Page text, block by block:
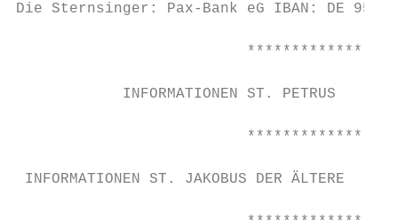
Die Sternsinger: Pax-Bank eG IBAN: DE 95
            INFORMATIONEN ST. PETRUS
INFORMATIONEN ST. JAKOBUS DER ÄLTERE